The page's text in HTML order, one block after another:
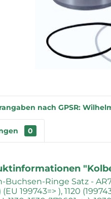
nach GPSR:
0
Buchsen-Ringe Satz -
199743=> ), 1120